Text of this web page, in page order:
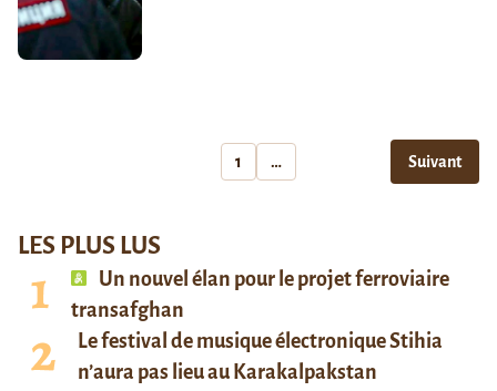
1 … Suivant
LES PLUS LUS
Un nouvel élan pour le projet ferroviaire
transafghan
Le festival de musique électronique Stihia
n’aura pas lieu au Karakalpakstan